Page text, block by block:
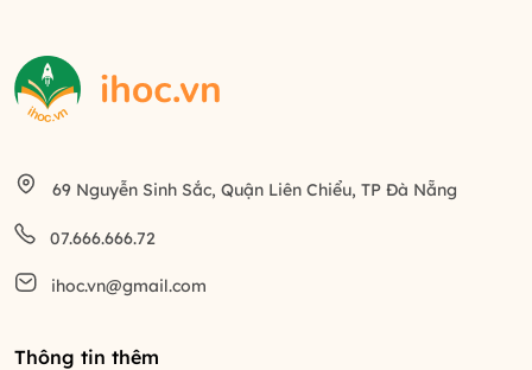
69 Nguyễn Sinh Sắc, Quận Liên Chiểu, TP Đà Nẵng
07.666.666.72
ihoc.vn@gmail.com
Thông tin thêm